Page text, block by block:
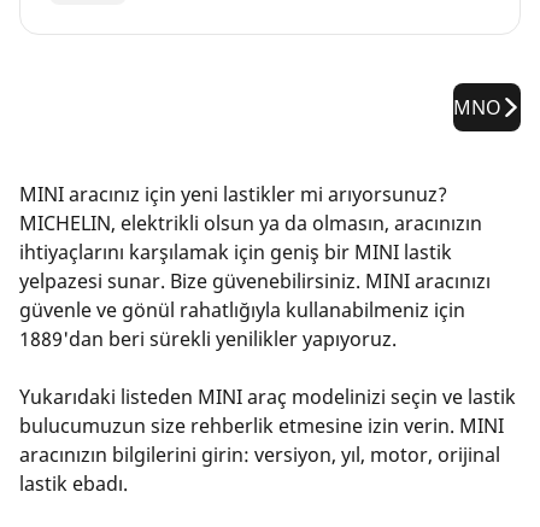
MNO
MINI aracınız için yeni lastikler mi arıyorsunuz?
MICHELIN, elektrikli olsun ya da olmasın, aracınızın
ihtiyaçlarını karşılamak için geniş bir MINI lastik
yelpazesi sunar. Bize güvenebilirsiniz. MINI aracınızı
güvenle ve gönül rahatlığıyla kullanabilmeniz için
1889'dan beri sürekli yenilikler yapıyoruz.
Yukarıdaki listeden MINI araç modelinizi seçin ve lastik
bulucumuzun size rehberlik etmesine izin verin. MINI
aracınızın bilgilerini girin: versiyon, yıl, motor, orijinal
lastik ebadı.